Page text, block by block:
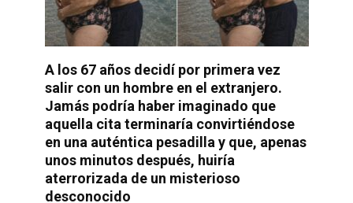
A los 67 años decidí por primera vez
salir con un hombre en el extranjero.
Jamás podría haber imaginado que
aquella cita terminaría convirtiéndose
en una auténtica pesadilla y que, apenas
unos minutos después, huiría
aterrorizada de un misterioso
desconocido